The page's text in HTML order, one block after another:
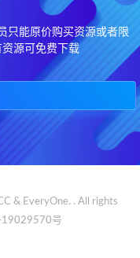
只能原价购买资源或者限
源可免费下载
& EveryOne. . All rights
19029570号